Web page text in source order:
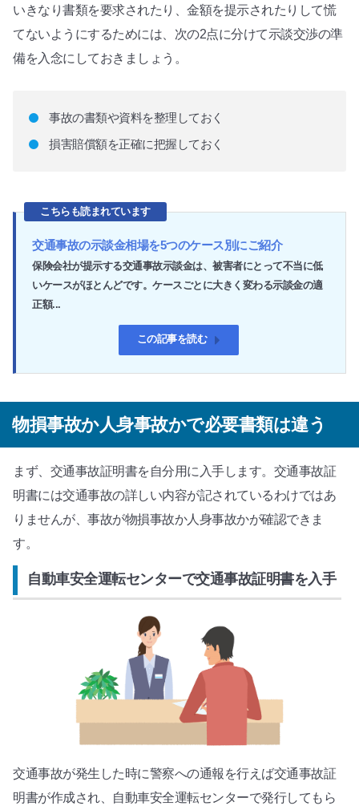
いきなり書類を要求されたり、金額を提示されたりして慌
てないようにするためには、次の2点に分けて示談交渉の準
備を入念にしておきましょう。
事故の書類や資料を整理しておく
損害賠償額を正確に把握しておく
こちらも読まれています
交通事故の示談金相場を5つのケース別にご紹介
保険会社が提示する交通事故示談金は、被害者にとって不当に低
いケースがほとんどです。ケースごとに大きく変わる示談金の適
正額...
この記事を読む
物損事故か人身事故かで必要書類は違う
まず、交通事故証明書を自分用に入手します。交通事故証
明書には交通事故の詳しい内容が記されているわけではあ
りませんが、事故が物損事故か人身事故かが確認できま
す。
自動車安全運転センターで交通事故証明書を入手
交通事故が発生した時に警察への通報を行えば交通事故証
明書が作成され、自動車安全運転センターで発行してもら